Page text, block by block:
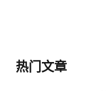
热门文章